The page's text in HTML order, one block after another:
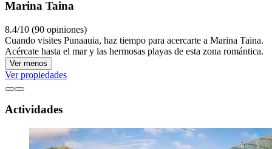
Marina Taina
8.4/10 (90 opiniones)
Cuando visites Punaauia, haz tiempo para acercarte a Marina Taina.
Acércate hasta el mar y las hermosas playas de esta zona romántica.
Ver menos
Ver propiedades
Actividades